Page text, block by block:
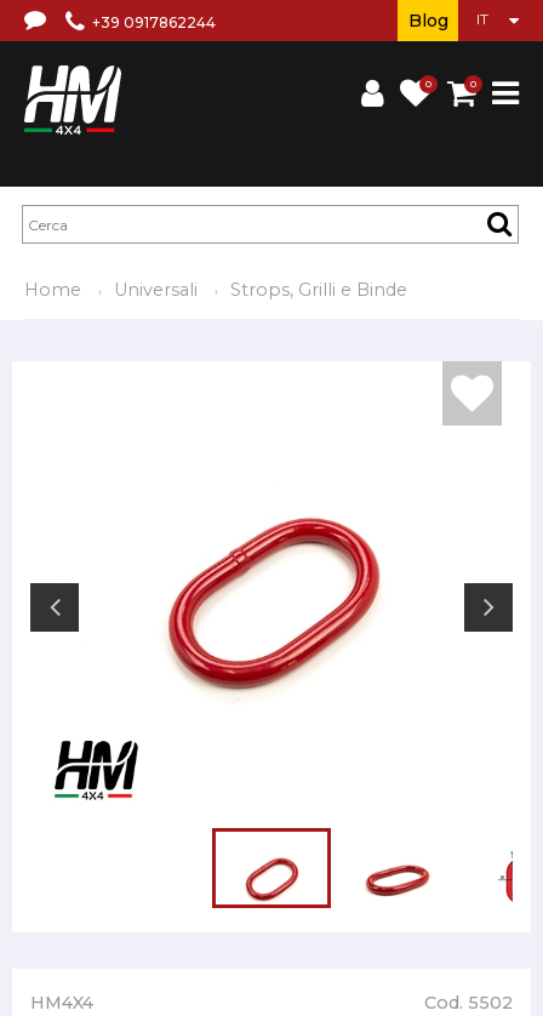
+39 0917862244
0 0
Blog
Home Universali Strops, Grilli e Binde
HM4X4 Cod. 5502